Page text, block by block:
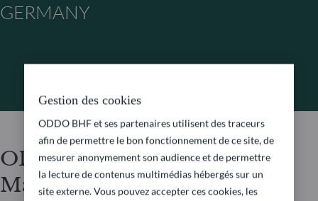
GERMANY
ODDO BHF Asset
Management GmbH
Gestion des cookies
ODDO BHF et ses partenaires utilisent des traceurs
afin de permettre le bon fonctionnement de ce site, de
mesurer anonymement son audience et de permettre
la lecture de contenus multimédias hébergés sur un
site externe. Vous pouvez accepter ces cookies, les